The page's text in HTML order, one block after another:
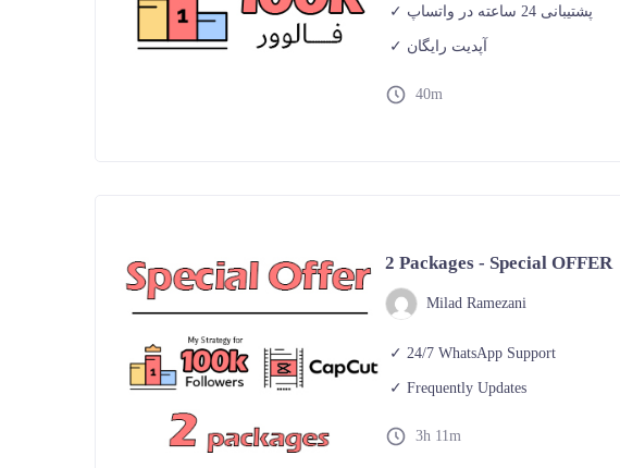
پشتیبانی 24 ساعته در واتساپ
آپدیت رایگان
40m
2 Packages - Special OFFER
Milad Ramezani
24/7 WhatsApp Support
Frequently Updates
3h 11m